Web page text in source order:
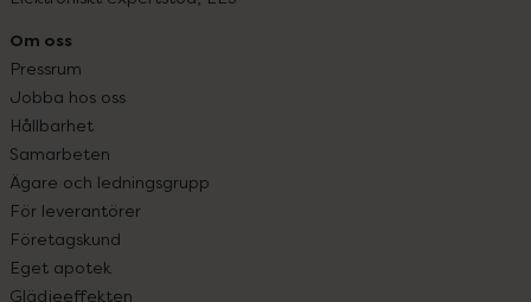
Om oss
Pressrum
Jobba hos oss
Hållbarhet
Samarbeten
Ägare och ledningsgrupp
För leverantörer
Företagskund
Eget apotek
Glädjeeffekten